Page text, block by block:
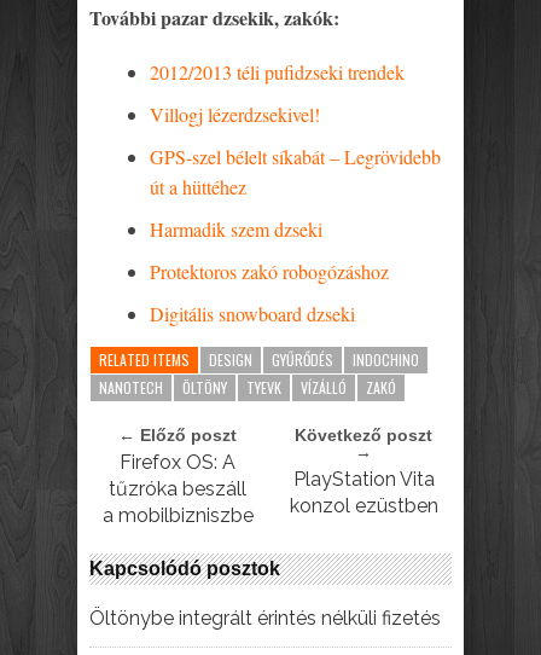
További pazar dzsekik, zakók:
2012/2013 téli pufidzseki trendek
Villogj lézerdzsekivel!
GPS-szel bélelt síkabát – Legrövidebb
út a hüttéhez
Harmadik szem dzseki
Protektoros zakó robogózáshoz
Digitális snowboard dzseki
RELATED ITEMS DESIGN GYŰRŐDÉS
INDOCHINO
NANOTECH
ÖLTÖNY TYEVK VÍZÁLLÓ ZAKÓ
← Előző poszt
Firefox OS: A
tűzróka beszáll
a mobilbizniszbe
Következő poszt
→
PlayStation Vita
konzol ezüstben
Kapcsolódó posztok
Öltönybe integrált érintés nélküli fizetés